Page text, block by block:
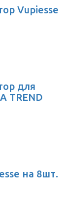
Vupiesse
для
TREND
на 8шт.